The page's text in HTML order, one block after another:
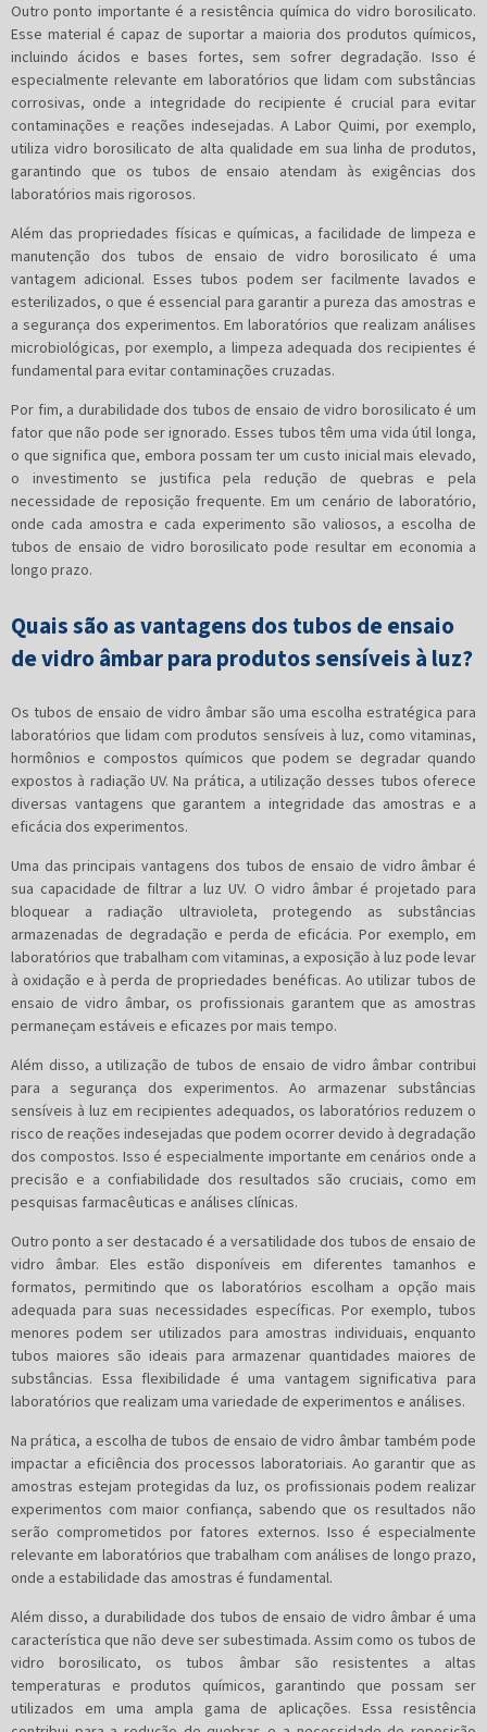
Outro ponto importante é a resistência química do vidro borosilicato.
Esse material é capaz de suportar a maioria dos produtos químicos,
incluindo ácidos e bases fortes, sem sofrer degradação. Isso é
especialmente relevante em laboratórios que lidam com substâncias
corrosivas, onde a integridade do recipiente é crucial para evitar
contaminações e reações indesejadas. A Labor Quimi, por exemplo,
utiliza vidro borosilicato de alta qualidade em sua linha de produtos,
garantindo que os tubos de ensaio atendam às exigências dos
laboratórios mais rigorosos.
Além das propriedades físicas e químicas, a facilidade de limpeza e
manutenção dos tubos de ensaio de vidro borosilicato é uma
vantagem adicional. Esses tubos podem ser facilmente lavados e
esterilizados, o que é essencial para garantir a pureza das amostras e
a segurança dos experimentos. Em laboratórios que realizam análises
microbiológicas, por exemplo, a limpeza adequada dos recipientes é
fundamental para evitar contaminações cruzadas.
Por fim, a durabilidade dos tubos de ensaio de vidro borosilicato é um
fator que não pode ser ignorado. Esses tubos têm uma vida útil longa,
o que significa que, embora possam ter um custo inicial mais elevado,
o investimento se justifica pela redução de quebras e pela
necessidade de reposição frequente. Em um cenário de laboratório,
onde cada amostra e cada experimento são valiosos, a escolha de
tubos de ensaio de vidro borosilicato pode resultar em economia a
longo prazo.
Quais são as vantagens dos tubos de ensaio
de vidro âmbar para produtos sensíveis à luz?
Os tubos de ensaio de vidro âmbar são uma escolha estratégica para
laboratórios que lidam com produtos sensíveis à luz, como vitaminas,
hormônios e compostos químicos que podem se degradar quando
expostos à radiação UV. Na prática, a utilização desses tubos oferece
diversas vantagens que garantem a integridade das amostras e a
eficácia dos experimentos.
Uma das principais vantagens dos tubos de ensaio de vidro âmbar é
sua capacidade de filtrar a luz UV. O vidro âmbar é projetado para
bloquear a radiação ultravioleta, protegendo as substâncias
armazenadas de degradação e perda de eficácia. Por exemplo, em
laboratórios que trabalham com vitaminas, a exposição à luz pode levar
à oxidação e à perda de propriedades benéficas. Ao utilizar tubos de
ensaio de vidro âmbar, os profissionais garantem que as amostras
permaneçam estáveis e eficazes por mais tempo.
Além disso, a utilização de tubos de ensaio de vidro âmbar contribui
para a segurança dos experimentos. Ao armazenar substâncias
sensíveis à luz em recipientes adequados, os laboratórios reduzem o
risco de reações indesejadas que podem ocorrer devido à degradação
dos compostos. Isso é especialmente importante em cenários onde a
precisão e a confiabilidade dos resultados são cruciais, como em
pesquisas farmacêuticas e análises clínicas.
Outro ponto a ser destacado é a versatilidade dos tubos de ensaio de
vidro âmbar. Eles estão disponíveis em diferentes tamanhos e
formatos, permitindo que os laboratórios escolham a opção mais
adequada para suas necessidades específicas. Por exemplo, tubos
menores podem ser utilizados para amostras individuais, enquanto
tubos maiores são ideais para armazenar quantidades maiores de
substâncias. Essa flexibilidade é uma vantagem significativa para
laboratórios que realizam uma variedade de experimentos e análises.
Na prática, a escolha de tubos de ensaio de vidro âmbar também pode
impactar a eficiência dos processos laboratoriais. Ao garantir que as
amostras estejam protegidas da luz, os profissionais podem realizar
experimentos com maior confiança, sabendo que os resultados não
serão comprometidos por fatores externos. Isso é especialmente
relevante em laboratórios que trabalham com análises de longo prazo,
onde a estabilidade das amostras é fundamental.
Além disso, a durabilidade dos tubos de ensaio de vidro âmbar é uma
característica que não deve ser subestimada. Assim como os tubos de
vidro borosilicato, os tubos âmbar são resistentes a altas
temperaturas e produtos químicos, garantindo que possam ser
utilizados em uma ampla gama de aplicações. Essa resistência